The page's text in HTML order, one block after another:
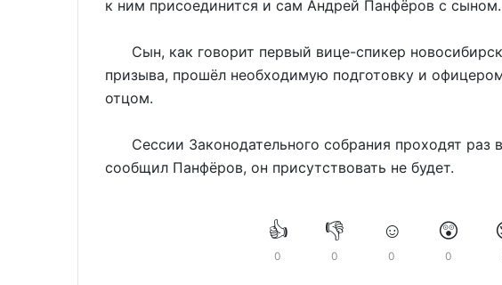
к ним присоединится и сам Андрей Панфёров с сыном.
Сын, как говорит первый вице-спикер
призыва, прошёл необходимую подготовку и
отцом.
Сессии Законодательного собрания проходят раз
сообщил Панфёров, он присутствовать не будет.
👍
0
👎
0
☺️
0
😲
0